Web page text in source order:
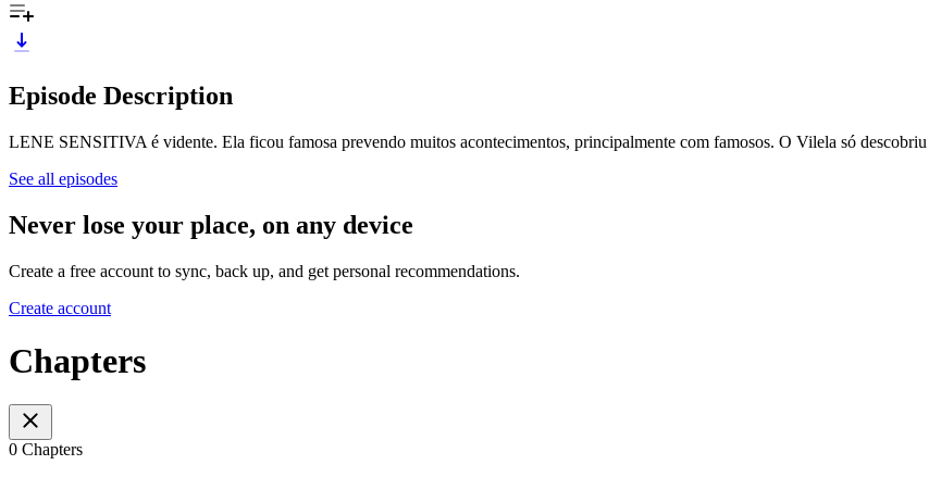
Episode Description
LENE SENSITIVA é vidente. Ela ficou famosa prevendo muitos acontecimentos, principalmente com famosos. O Vilela só
See all episodes
Never lose your place, on any device
Create a free account to sync, back up, and get personal recommendations.
Create account
Chapters
0 Chapters